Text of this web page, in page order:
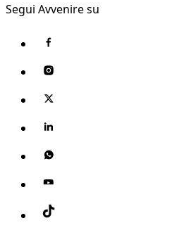
Segui Avvenire su